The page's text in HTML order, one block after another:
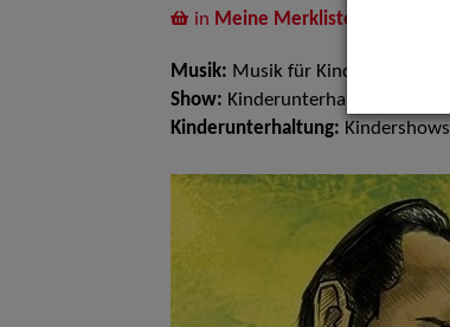
in Meine Merkliste
Musik: Musik für Kinder
Show: Kinderunterhaltung
Kinderunterhaltung: Kindershows